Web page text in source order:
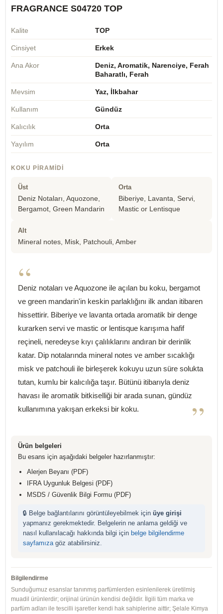
FRAGRANCE S04720 TOP
Kalite TOP
Cinsiyet Erkek
Ana Akor
Deniz, Aromatik, Narenciye, Ferah
Baharatlı, Ferah
Mevsim Yaz, İlkbahar
Kullanım Gündüz
Kalıcılık Orta
Yayılım Orta
KOKU PIRAMIDI
Üst
Deniz Notaları, Aquozone,
Bergamot, Green Mandarin
Orta
Biberiye, Lavanta, Servi,
Mastic or Lentisque
Alt
Mineral notes, Misk, Patchouli, Amber
“
Deniz notaları ve Aquozone ile açılan bu koku, bergamot
ve green mandarin'in keskin parlaklığını ilk andan itibaren
hissettirir. Biberiye ve lavanta ortada aromatik bir denge
kurarken servi ve mastic or lentisque karışıma hafif
reçineli, neredeyse kıyı çalılıklarını andıran bir derinlik
katar. Dip notalarında mineral notes ve amber sıcaklığı
misk ve patchouli ile birleşerek kokuyu uzun süre solukta
tutan, kumlu bir kalıcılığa taşır. Bütünü itibarıyla deniz
havası ile aromatik bitkiselliği bir arada sunan, gündüz
kullanımına yakışan erkeksi bir koku.
”
Ürün belgeleri
Bu esans için aşağıdaki belgeler hazırlanmıştır:
Alerjen Beyanı (PDF)
IFRA Uygunluk Belgesi (PDF)
MSDS / Güvenlik Bilgi Formu (PDF)
🔒 Belge bağlantılarını görüntüleyebilmek için üye girişi
yapmanız gerekmektedir. Belgelerin ne anlama geldiği ve
nasıl kullanılacağı hakkında bilgi için belge bilgilendirme
sayfamızagöz atabilirsiniz.
Bilgilendirme
Sunduğumuz esanslar tanınmış parfümlerden esinlenilerek üretilmiş
muadil ürünlerdir; orijinal ürünün kendisi değildir. İlgili tüm marka ve
parfüm adları ile tescilli işaretler kendi hak sahiplerine aittir; Şelale Kimya